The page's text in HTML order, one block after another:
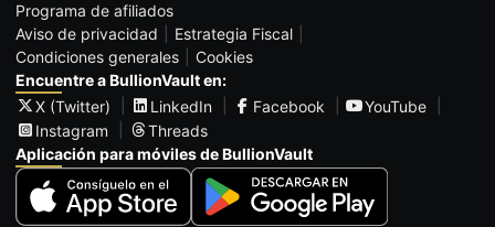
Programa de afiliados
Aviso de privacidad
Estrategia Fiscal
Condiciones generales
Cookies
Encuentre a BullionVault en:
X (Twitter)
LinkedIn Facebook
YouTube
Instagram
Threads
Aplicación para móviles de BullionVault